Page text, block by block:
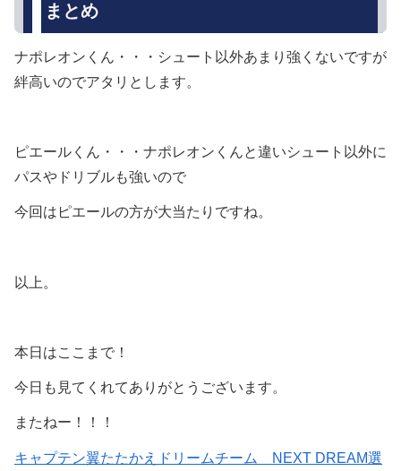
まとめ
ナポレオンくん・・・シュート以外あまり強くないですが
絆高いのでアタリとします。
ピエールくん・・・ナポレオンくんと違いシュート以外に
パスやドリブルも強いので
今回はピエールの方が大当たりですね。
以上。
本日はここまで！
今日も見てくれてありがとうございます。
またねー！！！
キャプテン翼たたかえドリームチーム NEXT DREAM選